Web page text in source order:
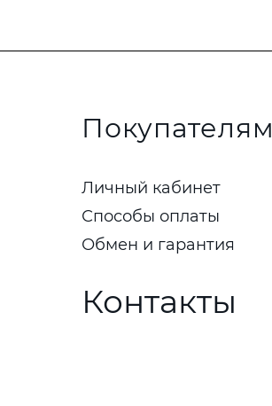
Покупателям
Личный кабинет
Способы оплаты
Обмен и гарантия
Контакты